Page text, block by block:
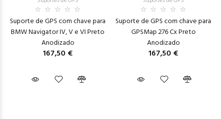
Suporte de GPS com chave para
BMW Navigator IV, V e VI Preto
Anodizado
167,50 €
Suporte de GPS com chave para
GPSMap 276 Cx Preto
Anodizado
167,50 €